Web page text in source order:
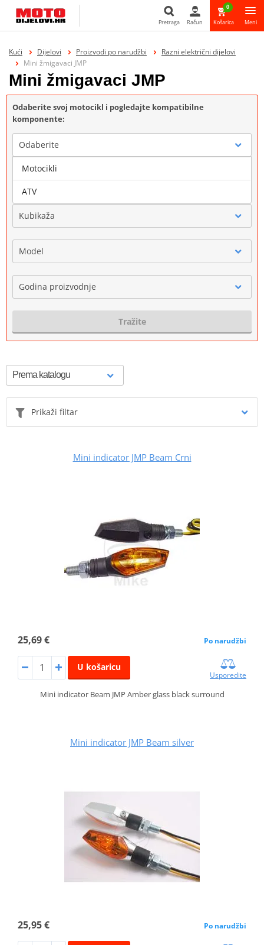
Pretraga
Pretraga Račun
0
Košarica Meni
Kući Dijelovi Proizvodi po narudžbi
Razni električni dijelovi
Mini žmigavaci JMP
Mini žmigavaci JMP
Odaberite svoj motocikl i pogledajte kompatibilne
komponente:
Odaberite
Marka
Kubikaža
Model
Godina proizvodnje
Tražite
Prikaži filtar
Mini indicator JMP Beam Crni
25,69 € Po narudžbi
U košaricu
Usporedite
Mini indicator Beam JMP Amber glass black surround
Mini indicator JMP Beam silver
25,95 € Po narudžbi
Motocikli
ATV